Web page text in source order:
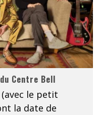
Centre Bell
le petit
la date de